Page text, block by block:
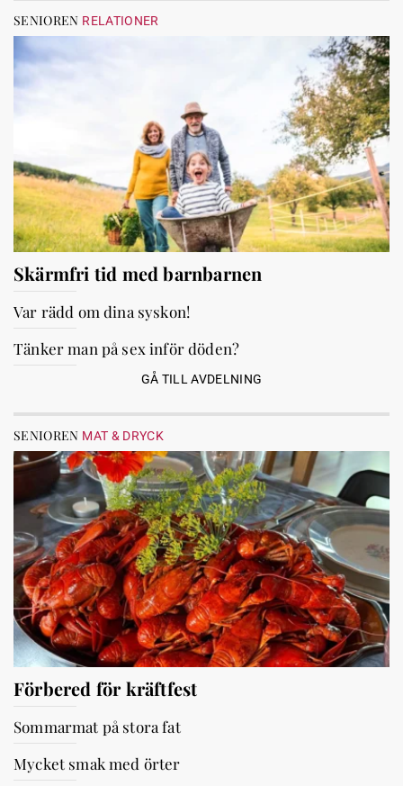
SENIOREN RELATIONER
Skärmfri tid med barnbarnen
Var rädd om dina syskon!
Tänker man på sex inför döden?
GÅ TILL AVDELNING
SENIOREN MAT & DRYCK
Förbered för kräftfest
Sommarmat på stora fat
Mycket smak med örter